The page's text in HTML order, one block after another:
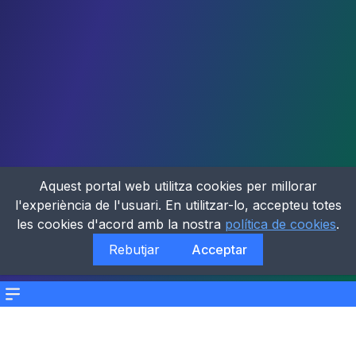
Menu
Aquest portal web utilitza cookies per millorar
l'experiència de l'usuari. En utilitzar-lo, accepteu totes
les cookies d'acord amb la nostra política de cookies.
Rebutjar
Acceptar